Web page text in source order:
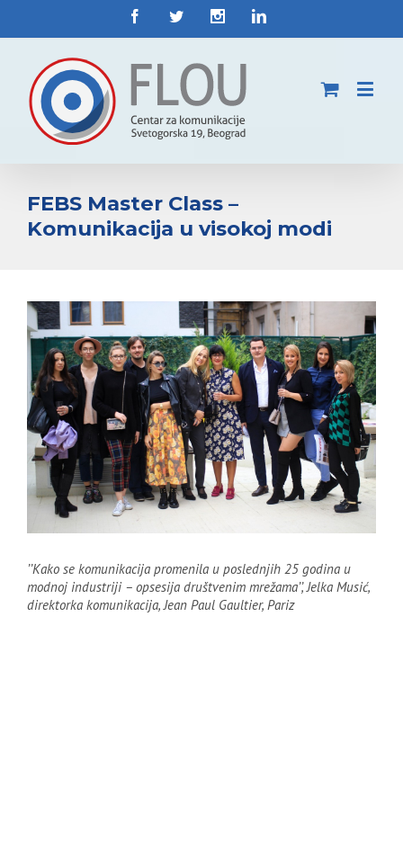
FEBS Master Class –
Komunikacija u visokoj modi
’’Kako se komunikacija promenila u poslednjih 25 godina u
modnoj industriji – opsesija društvenim mrežama’’, Jelka Musić,
direktorka komunikacija, Jean Paul Gaultier, Pariz